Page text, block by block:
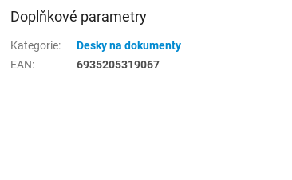
Doplňkové parametry
Kategorie:
Desky na dokumenty
EAN: 6935205319067